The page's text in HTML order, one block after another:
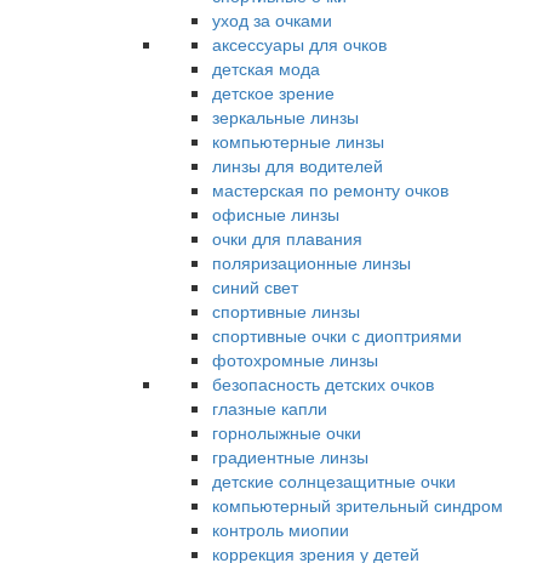
уход за очками
аксессуары для очков
детская мода
детское зрение
зеркальные линзы
компьютерные линзы
линзы для водителей
мастерская по ремонту очков
офисные линзы
очки для плавания
поляризационные линзы
синий свет
спортивные линзы
спортивные очки с диоптриями
фотохромные линзы
безопасность детских очков
глазные капли
горнолыжные очки
градиентные линзы
детские солнцезащитные очки
компьютерный зрительный синдром
контроль миопии
коррекция зрения у детей